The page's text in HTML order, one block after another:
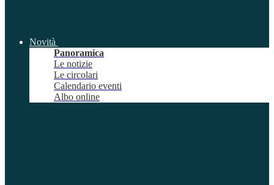
Novità
Panoramica
Le notizie
Le circolari
Calendario eventi
Albo online